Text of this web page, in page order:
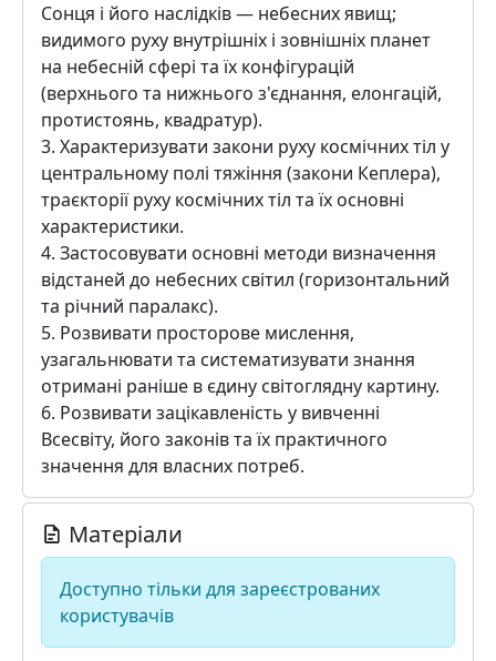
Сонця і його наслідків — небесних явищ;
видимого руху внутрішніх і зовнішніх планет
на небесній сфері та їх конфігурацій
(верхнього та нижнього з'єднання, елонгацій,
протистоянь, квадратур).
3. Характеризувати закони руху космічних тіл у
центральному полі тяжіння (закони Кеплера),
траєкторії руху космічних тіл та їх основні
характеристики.
4. Застосовувати основні методи визначення
відстаней до небесних світил (горизонтальний
та річний паралакс).
5. Розвивати просторове мислення,
узагальнювати та систематизувати знання
отримані раніше в єдину світоглядну картину.
6. Розвивати зацікавленість у вивченні
Всеcвіту, його законів та їх практичного
значення для власних потреб.
Матеріали
Доступно тільки для зареєстрованих
користувачів